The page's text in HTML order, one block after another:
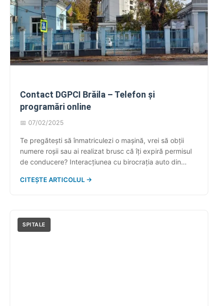
Contact DGPCI Brăila – Telefon și
programări online
📅 07/02/2025
Te pregătești să înmatriculezi o mașină, vrei să obții
numere roșii sau ai realizat brusc că îți expiră permisul
de conducere? Interacțiunea cu birocrația auto din
dacă deții informațiile corecte. Anul 2026 a stabilizat
CITEȘTE ARTICOLUL →
SPITALE